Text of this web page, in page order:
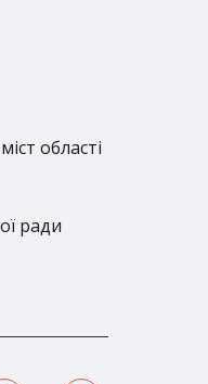
області
ради